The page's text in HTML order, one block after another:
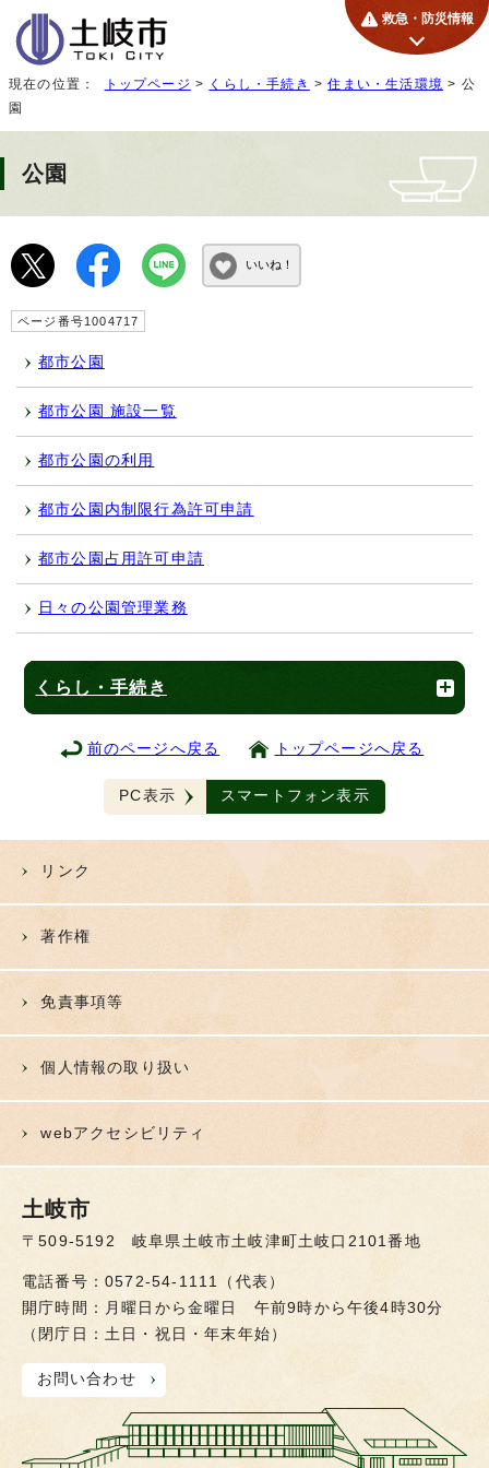
救急・防災情報
現在の位置： トップページ > くらし・手続き >住まい・生活環境 > 公
園
公園
いいね！
ページ番号1004717
都市公園
都市公園 施設一覧
都市公園の利用
都市公園内制限行為許可申請
都市公園占用許可申請
日々の公園管理業務
くらし・手続き
前のページへ戻る トップページへ戻る
PC表示 スマートフォン表示
リンク
著作権
免責事項等
個人情報の取り扱い
webアクセシビリティ
土岐市
〒509-5192 岐阜県土岐市土岐津町土岐口2101番地
電話番号：0572-54-1111（代表）
開庁時間：月曜日から金曜日 午前9時から午後4時30分
（閉庁日：土日・祝日・年末年始）
お問い合わせ